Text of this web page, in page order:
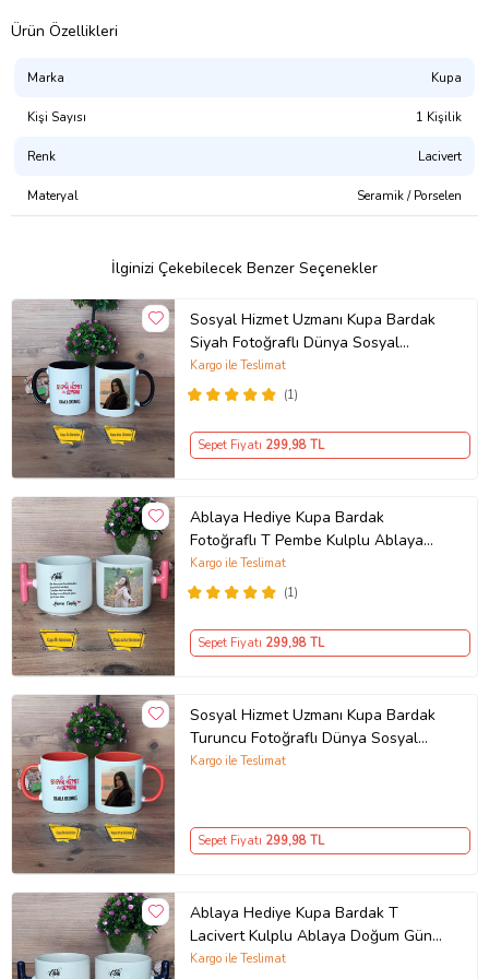
Ürün Özellikleri
Marka Kupa
Kişi Sayısı 1 Kişilik
Renk Lacivert
Materyal Seramik / Porselen
İlginizi Çekebilecek Benzer Seçenekler
Sosyal Hizmet Uzmanı Kupa Bardak
Siyah Fotoğraflı Dünya Sosyal
Hizmet Günü Hediyesi
(1)
Kargo ile Teslimat
Sepet Fiyatı 299,98 TL
Ablaya Hediye Kupa Bardak
Fotoğraflı T Pembe Kulplu Ablaya
Doğum Günü Hediyesi
(1)
Kargo ile Teslimat
Sepet Fiyatı 299,98 TL
Sosyal Hizmet Uzmanı Kupa Bardak
Turuncu Fotoğraflı Dünya Sosyal
Hizmet Günü Hediyesi
Kargo ile Teslimat
Sepet Fiyatı 299,98 TL
Ablaya Hediye Kupa Bardak T
Lacivert Kulplu Ablaya Doğum Günü
Hediyesi
Kargo ile Teslimat